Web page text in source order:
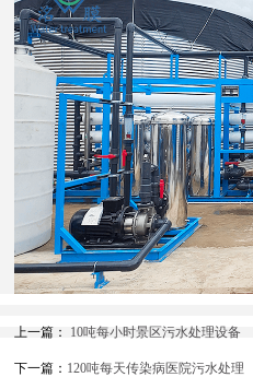
上一篇： 10吨每小时景区污水处理设备
下一篇： 120吨每天传染病医院污水处理